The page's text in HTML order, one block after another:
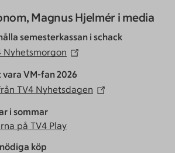
Magnus Hjelmér i media
semesterkassan i schack
Nyhetsmorgon
VM-fan 2026
TV4 Nyhetsdagen
i sommar
på TV4 Play
köp